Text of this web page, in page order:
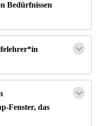
Bedürfnissen
*in
-Fenster, das